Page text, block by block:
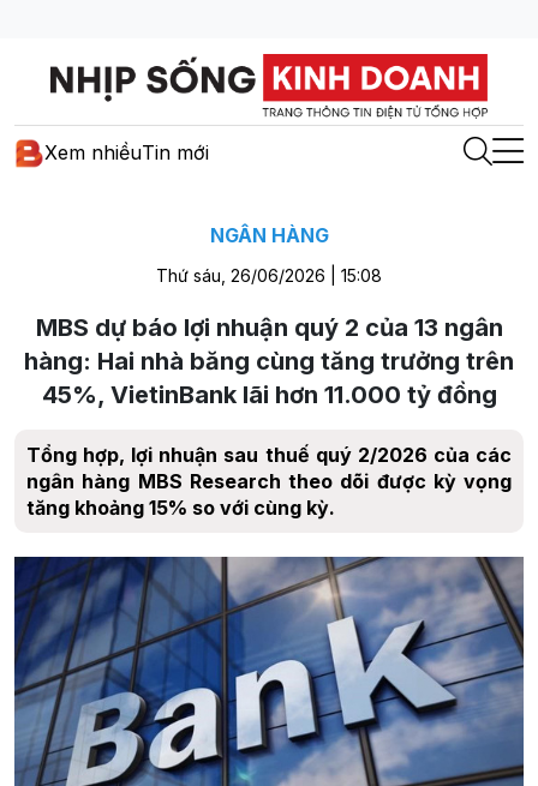
Xem nhiềuTin mới
NGÂN HÀNG
Thứ sáu, 26/06/2026 | 15:08
MBS dự báo lợi nhuận quý 2 của 13 ngân
hàng: Hai nhà băng cùng tăng trưởng trên
45%, VietinBank lãi hơn 11.000 tỷ đồng
Tổng hợp, lợi nhuận sau thuế quý 2/2026 của các
ngân hàng MBS Research theo dõi được kỳ vọng
tăng khoảng 15% so với cùng kỳ.